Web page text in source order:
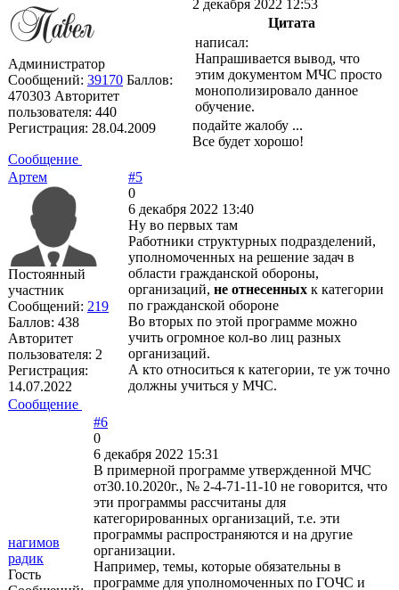
Администратор
Сообщений: 39170 Баллов:
470303 Авторитет
пользователя: 440
Регистрация: 28.04.2009
2 декабря 2022 12:53
Цитата
написал:
Напрашивается вывод, что
этим документом МЧС просто
монополизировало данное
обучение.
подайте жалобу ...
Все будет хорошо!
Сообщение
Артем
Постоянный
участник
Сообщений: 219
Баллов: 438
Авторитет
пользователя: 2
Регистрация:
14.07.2022
#5
0
6 декабря 2022 13:40
Ну во первых там
Работники структурных подразделений,
уполномоченных на решение задач в
области гражданской обороны,
организаций, не отнесенных к категории
по гражданской обороне
Во вторых по этой программе можно
учить огромное кол-во лиц разных
организаций.
А кто относиться к категории, те уж точно
должны учиться у МЧС.
Сообщение
нагимов
радик
Гость
#6
0
6 декабря 2022 15:31
В примерной программе утвержденной МЧС
от30.10.2020г., № 2-4-71-11-10 не говорится, что
эти программы рассчитаны для
категорированных организаций, т.е. эти
программы распространяются и на другие
организации.
Например, темы, которые обязательны в
программе для уполномоченных по ГОЧС и